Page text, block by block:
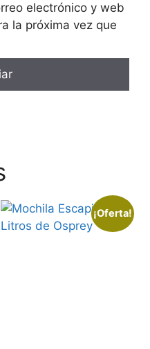
electrónico y web
la próxima vez que
¡Oferta!